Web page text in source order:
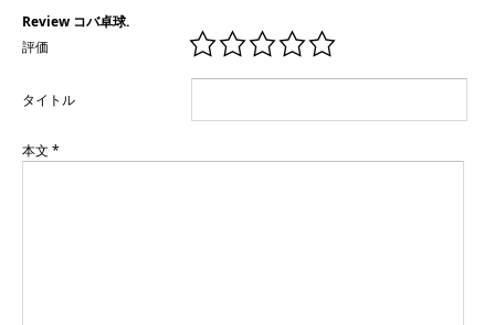
Review コバ卓球.
評価
タイトル
本文 *